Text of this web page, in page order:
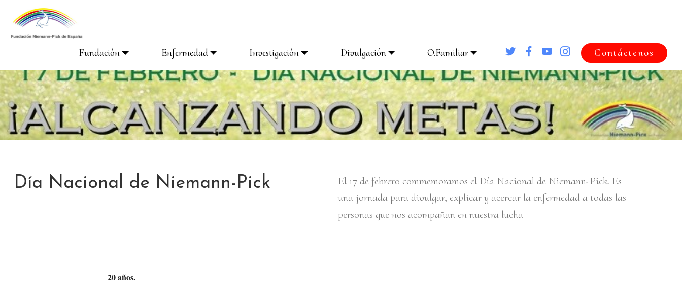
Fundación Enfermedad Investigación Divulgación O.Familiar Contáctenos
Día Nacional de Niemann-Pick
El 17 de febrero commemoramos el Día Nacional de Niemann-Pick. Es
una jornada para divulgar, explicar y acercar la enfermedad a todas las
personas que nos acompañan en nuestra lucha
20 años.